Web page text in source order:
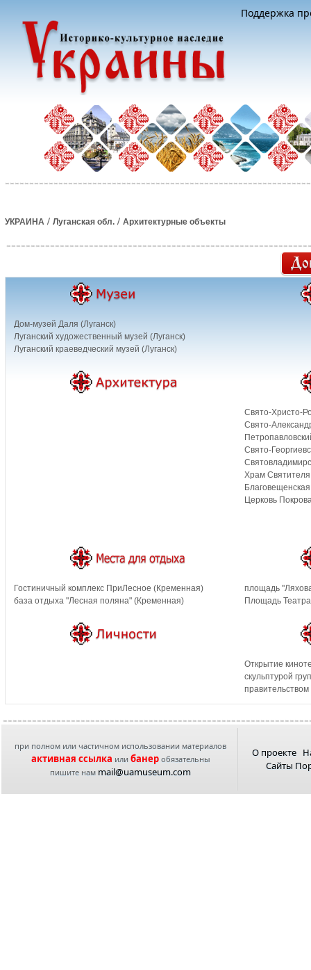
Поддержка
УКРАИНА / Луганская обл. / Архитектурные объекты
Дом-музей Даля (Луганск)
Луганский художественный музей (Луганск)
Луганский краеведческий музей (Луганск)
Свято-Христо-
Свято-
Свято-
Храм
Церковь
Гостиничный комплекс ПриЛесное (Кременная)
база отдыха "Лесная поляна" (Кременная)
площадь
Площадь
Открытие
скульптурой
при полном или частичном использовании материалов
активная ссылка или банеробязательны
пишите нам mail@uamuseum.com
О проекте
Сайты